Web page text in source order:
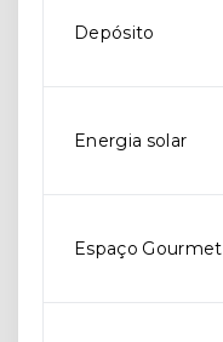
Depósito
Energia solar
Espaço Gourmet